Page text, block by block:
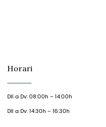
Horari
Dll a Dv: 08:00h – 14:00h
Dll a Dv: 14:30h – 16:30h